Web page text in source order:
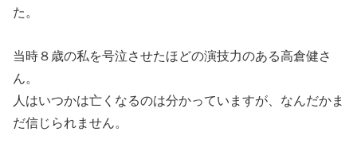
た。
当時８歳の私を号泣させたほどの演技力のある高倉健さ
ん。
人はいつかは亡くなるのは分かっていますが、なんだかま
だ信じられません。